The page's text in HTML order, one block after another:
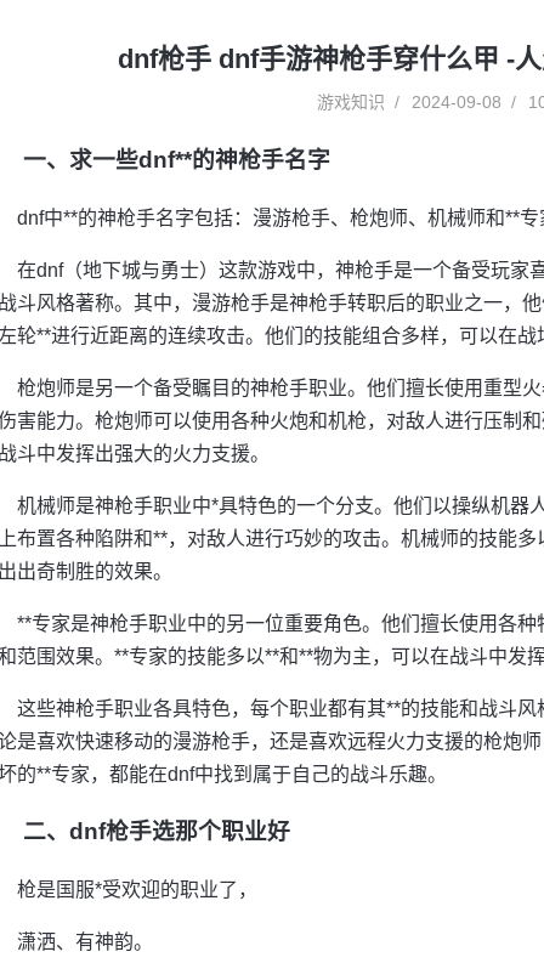
dnf枪手 dnf手游神枪手穿什么甲 -
游戏知识 2024-09-08
一、求一些dnf**的神枪手名字
dnf中**的神枪手名字包括：漫游枪手、枪炮师、机械师和**专
在dnf（地下城与勇士）这款游戏中，神枪手是一个备受玩家
斗风格著称。其中，漫游枪手是神枪手转职后的职业之一，
轮**进行近距离的连续攻击。他们的技能组合多样，可以在
枪炮师是另一个备受瞩目的神枪手职业。他们擅长使用重型
害能力。枪炮师可以使用各种火炮和机枪，对敌人进行压制
斗中发挥出强大的火力支援。
机械师是神枪手职业中*具特色的一个分支。他们以操纵机器
布置各种陷阱和**，对敌人进行巧妙的攻击。机械师的技能
出奇制胜的效果。
**专家是神枪手职业中的另一位重要角色。他们擅长使用各
范围效果。**专家的技能多以**和**物为主，可以在战斗中发
这些神枪手职业各具特色，每个职业都有其**的技能和战斗
是喜欢快速移动的漫游枪手，还是喜欢远程火力支援的枪炮
的**专家，都能在dnf中找到属于自己的战斗乐趣。
二、dnf枪手选那个职业好
枪是国服*受欢迎的职业了，
潇洒、有神韵。